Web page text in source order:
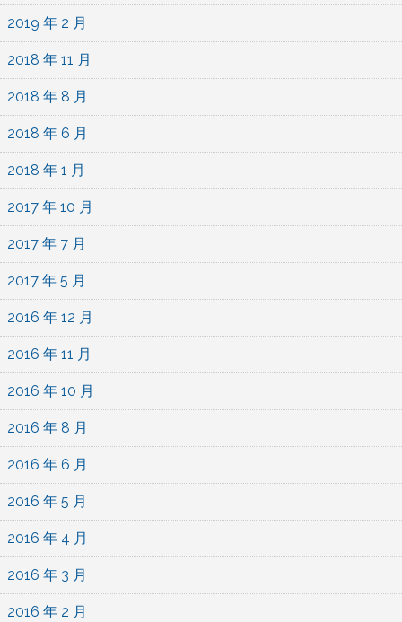
2019 年 2 月
2018 年 11 月
2018 年 8 月
2018 年 6 月
2018 年 1 月
2017 年 10 月
2017 年 7 月
2017 年 5 月
2016 年 12 月
2016 年 11 月
2016 年 10 月
2016 年 8 月
2016 年 6 月
2016 年 5 月
2016 年 4 月
2016 年 3 月
2016 年 2 月